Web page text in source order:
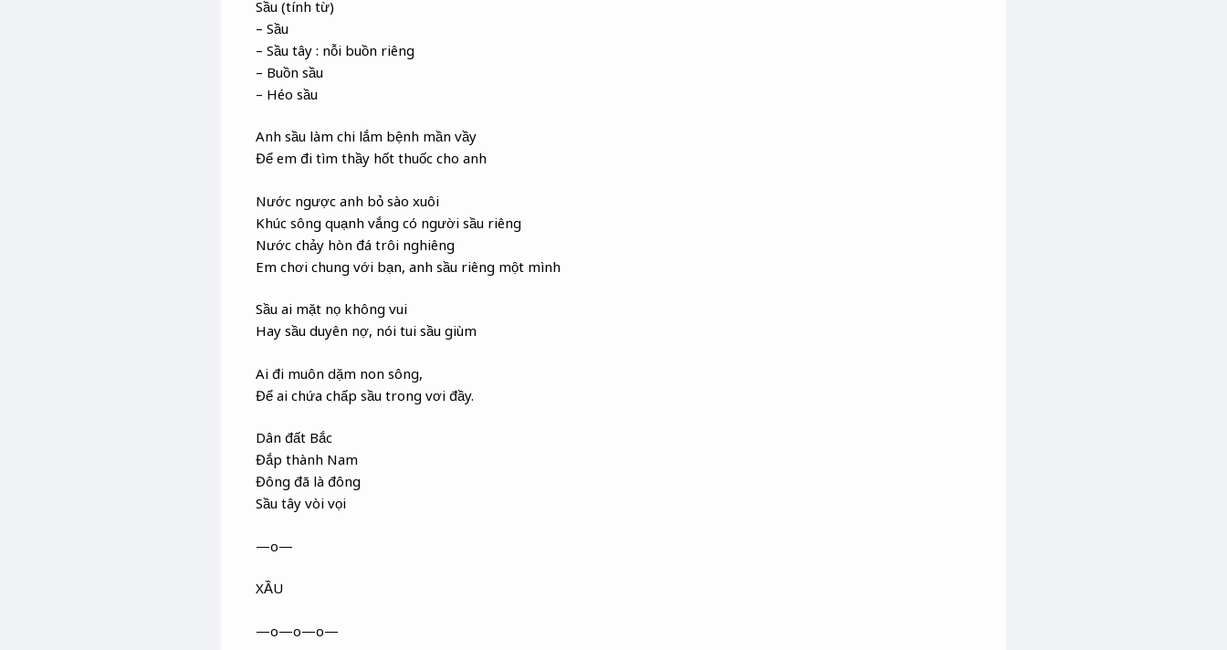
Sầu (tính từ)
– Sầu
– Sầu tây : nỗi buồn riêng
– Buồn sầu
– Héo sầu
Anh sầu làm chi lắm bệnh mần vầy
Để em đi tìm thầy hốt thuốc cho anh
Nước ngược anh bỏ sào xuôi
Khúc sông quạnh vắng có người sầu riêng
Nước chảy hòn đá trôi nghiêng
Em chơi chung với bạn, anh sầu riêng một mình
Sầu ai mặt nọ không vui
Hay sầu duyên nợ, nói tui sầu giùm
Ai đi muôn dặm non sông,
Để ai chứa chấp sầu trong vơi đầy.
Dân đất Bắc
Đắp thành Nam
Đông đã là đông
Sầu tây vòi vọi
—o—
XẦU
—o—o—o—